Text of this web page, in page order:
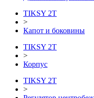
TIKSY 2T
>
Капот и боковины
TIKSY 2T
>
Корпус
TIKSY 2T
>